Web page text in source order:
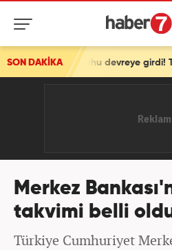
SON DAKİKA
devreye girdi! Türkiye'yi şikayet
Merkez
takvimi belli
Türkiye Cumhuriyet